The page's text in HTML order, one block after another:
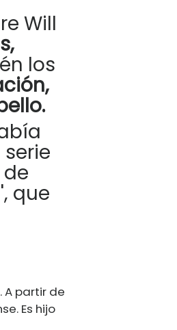
Will
los
que
A partir de
Es hijo